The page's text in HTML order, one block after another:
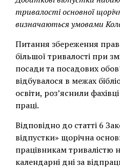
тривалості основної
визначаються умовами
Питання збереження
більшої тривалості при
посади та посадових
відбувалося в межах
освіти, роз’яснили
праці.
Відповідно до статті 6
відпустки» щорічна
працівникам тривалістю
календарні дні за